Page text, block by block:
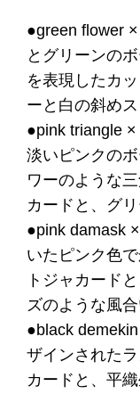
●green flower
とグリーンの
を表現したカ
ーと白の斜め
●pink triangle
淡いピンクの
ワーのような
カードと、グ
●pink damask
いたピンク色
トジャカード
ズのような風
●black
ザインされた
カードと、平